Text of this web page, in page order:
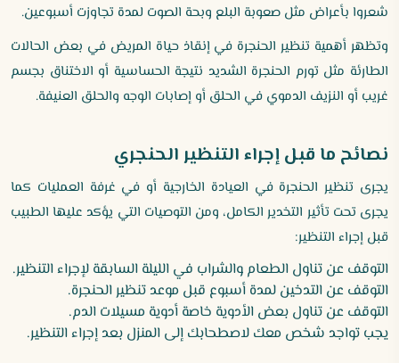
شعروا بأعراض مثل صعوبة البلع وبحة الصوت لمدة تجاوزت أسبوعين.
وتظهر أهمية تنظير الحنجرة في إنقاذ حياة المريض في بعض الحالات
الطارئة مثل تورم الحنجرة الشديد نتيجة الحساسية أو الاختناق بجسم
غريب أو النزيف الدموي في الحلق أو إصابات الوجه والحلق العنيفة.
نصائح ما قبل إجراء التنظير الحنجري
يجرى تنظير الحنجرة في العيادة الخارجية أو في غرفة العمليات كما
يجرى تحت تأثير التخدير الكامل، ومن التوصيات التي يؤكد عليها الطبيب
قبل إجراء التنظير:
التوقف عن تناول الطعام والشراب في الليلة السابقة لإجراء التنظير.
التوقف عن التدخين لمدة أسبوع قبل موعد تنظير الحنجرة.
التوقف عن تناول بعض الأدوية خاصة أدوية مسيلات الدم.
يجب تواجد شخص معك لاصطحابك إلى المنزل بعد إجراء التنظير.